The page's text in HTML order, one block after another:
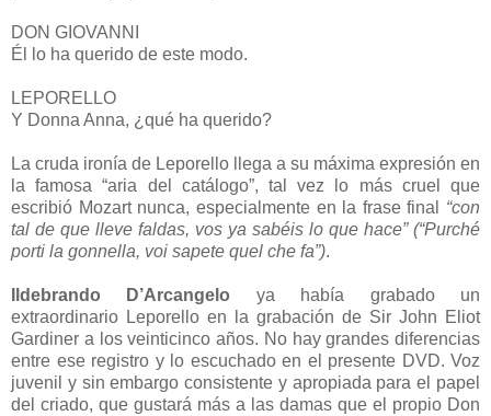
DON GIOVANNI
Él lo ha querido de este modo.
LEPORELLO
Y Donna Anna, ¿qué ha querido?
La cruda ironía de Leporello llega a su máxima expresión en
la famosa “aria del catálogo”, tal vez lo más cruel que
escribió Mozart nunca, especialmente en la frase final “con
tal de que lleve faldas, vos ya sabéis lo que hace” (“Purché
porti la gonnella, voi sapete quel che fa”).
Ildebrando D’Arcangelo ya había grabado un
extraordinario Leporello en la grabación de Sir John Eliot
Gardiner a los veinticinco años. No hay grandes diferencias
entre ese registro y lo escuchado en el presente DVD. Voz
juvenil y sin embargo consistente y apropiada para el papel
del criado, que gustará más a las damas que el propio Don